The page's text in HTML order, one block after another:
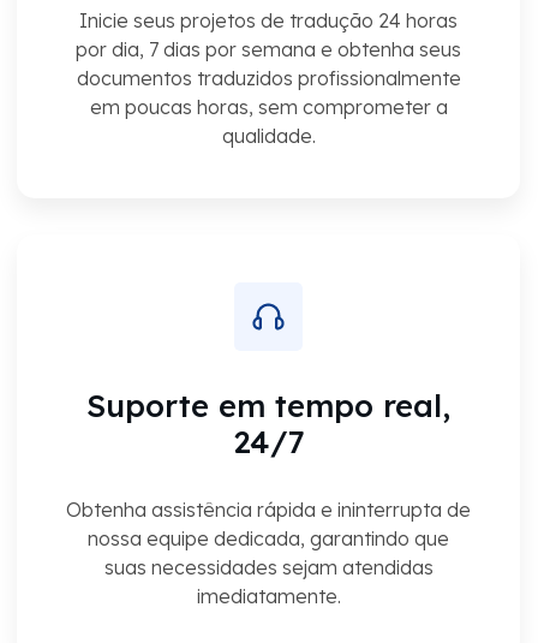
Inicie seus projetos de tradução 24 horas
por dia, 7 dias por semana e obtenha seus
documentos traduzidos profissionalmente
em poucas horas, sem comprometer a
qualidade.
Suporte em tempo real,
24/7
Obtenha assistência rápida e ininterrupta de
nossa equipe dedicada, garantindo que
suas necessidades sejam atendidas
imediatamente.